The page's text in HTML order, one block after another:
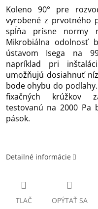
Koleno 90° pre
vyrobené z prvotného
spĺňa prísne normy
Mikrobiálna odolnosť
ústavom Isega na
napríklad pri
umožňujú dosiahnuť
bode ohybu do
fixačných krúžkov
testovanú na 2000 Pa
pások.
Detailné informácie
TLAČ OPÝTAŤ SA